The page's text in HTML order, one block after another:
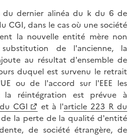
du dernier alinéa du k du 6 de
CGI, dans le cas où une société
la nouvelle entité mère non
de l'ancienne, la
au résultat d'ensemble de
duquel est survenu le retrait
ou de l'accord sur l'EEE les
la réintégration est prévue à
CGI et à l'article 223 R du
la perte de la qualité d'entité
de société étrangère, de